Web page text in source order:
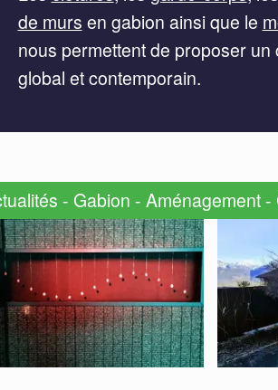
de murs en gabion ainsi que le
nous permettent de proposer un
global et contemporain.
- Gabion - Aménagement -